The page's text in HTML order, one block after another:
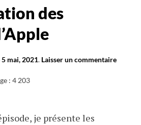
des
5 mai, 2021. Laisser un commentaire
: 4 203
je présente les